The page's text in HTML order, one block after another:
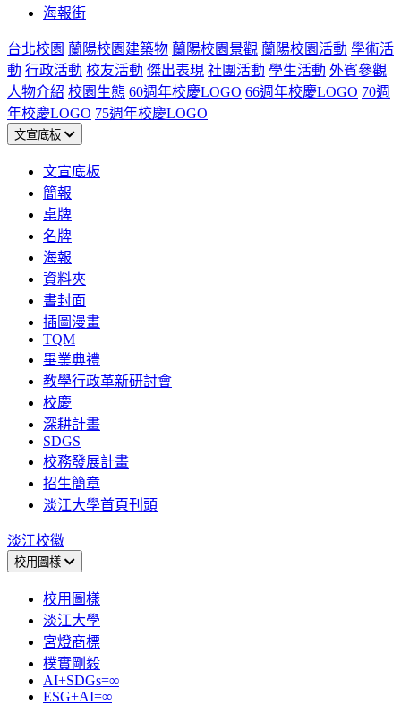
海報街
台北校園 蘭陽校園建築物 蘭陽校園景觀 蘭陽校園活動 學術活
動 行政活動 校友活動 傑出表現 社團活動 學生活動 外賓參觀
人物介紹 校園生態 60週年校慶LOGO 66週年校慶LOGO 70週
年校慶LOGO 75週年校慶LOGO
文宣底板
文宣底板
簡報
桌牌
名牌
海報
資料夾
書封面
插圖漫畫
TQM
畢業典禮
教學行政革新研討會
校慶
深耕計畫
SDGS
校務發展計畫
招生簡章
淡江大學首頁刊頭
淡江校徽
校用圖樣
校用圖樣
淡江大學
宮燈商標
樸實剛毅
AI+SDGs=∞
ESG+AI=∞